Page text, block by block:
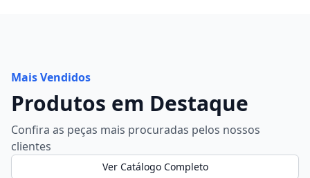
Mais Vendidos
Produtos em Destaque
Confira as peças mais procuradas pelos nossos
clientes
Ver Catálogo Completo